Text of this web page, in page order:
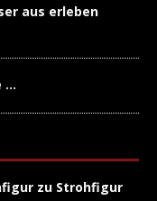
aus erleben
…
zu Strohfigur